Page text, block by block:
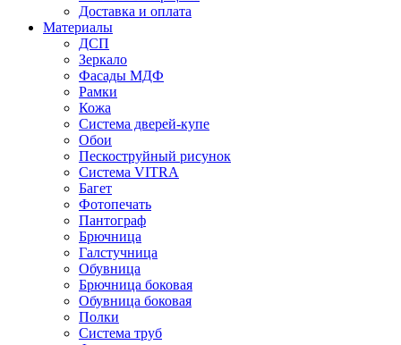
Доставка и оплата
Материалы
ДСП
Зеркало
Фасады МДФ
Рамки
Кожа
Система дверей-купе
Обои
Пескоструйный рисунок
Система VITRA
Багет
Фотопечать
Пантограф
Брючница
Галстучница
Обувница
Брючница боковая
Обувница боковая
Полки
Система труб